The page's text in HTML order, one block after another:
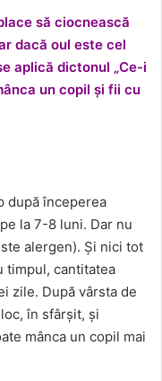
să ciocnească
dacă oul este cel
aplică dictonul „Ce-i
un copil și fii cu
după începerea
la 7-8 luni. Dar nu
alergen). Și nici tot
timpul, cantitatea
zile. După vârsta de
în sfârșit, și
mânca un copil mai